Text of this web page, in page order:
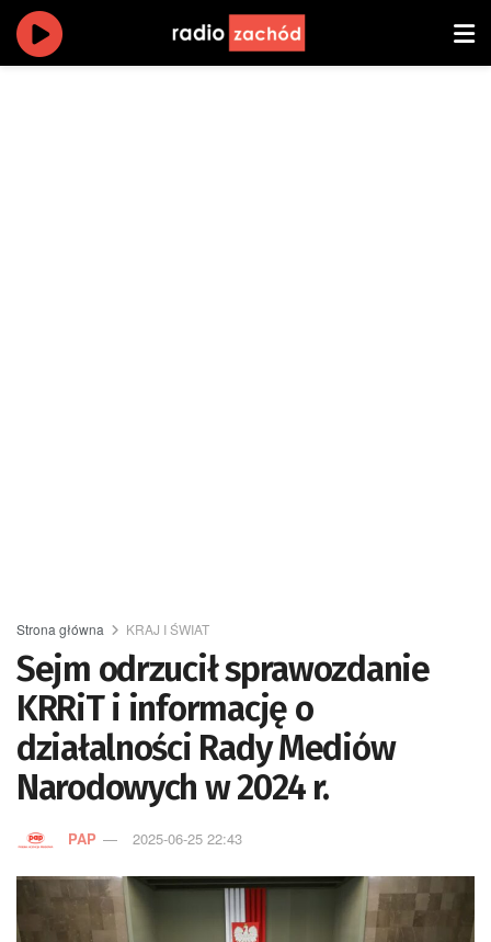
Strona główna KRAJ I ŚWIAT
Sejm odrzucił sprawozdanie
KRRiT i informację o
działalności Rady Mediów
Narodowych w 2024 r.
PAP 2025-06-25 22:43